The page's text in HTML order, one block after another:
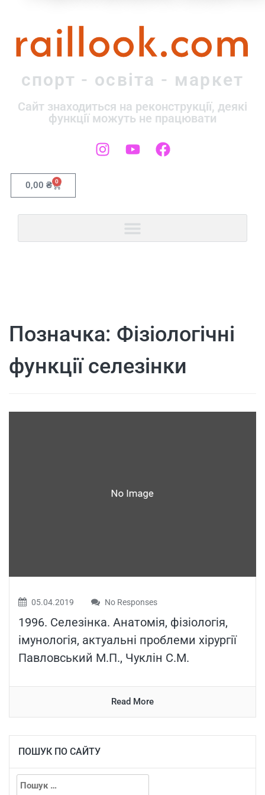
raillook.com
спорт - освіта - маркет
Сайт знаходиться на реконструкції, деякі
функції можуть не працювати
0,00 ₴ 0
Позначка: Фізіологічні
функції селезінки
05.04.2019 No Responses
1996. Селезінка. Анатомія, фізіологія,
імунологія, актуальні проблеми хірургії
Павловський М.П., Чуклін С.М.
Read More
ПОШУК ПО САЙТУ